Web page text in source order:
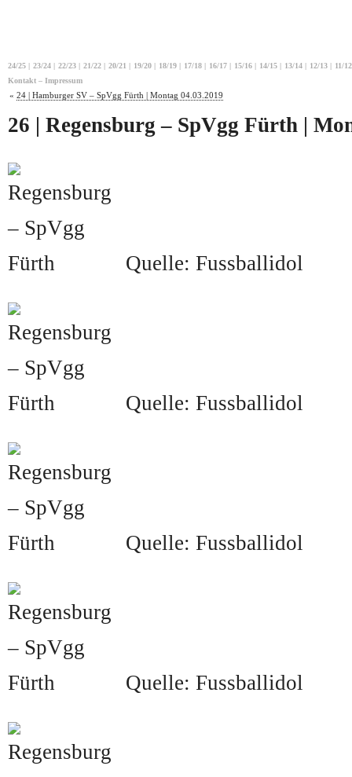
24/25 | 23/24 | 22/23 | 21/22 | 20/21 | 19/20 | 18/19 | 17/18 | 16/17 | 15/16 | 14/15 | 13/14 | 12/13 | 11/12
Kontakt – Impressum
« 24 | Hamburger SV – SpVgg Fürth | Montag 04.03.2019
26 | Regensburg – SpVgg Fürth |
Quelle: Fussballidol
Quelle: Fussballidol
Quelle: Fussballidol
Quelle: Fussballidol